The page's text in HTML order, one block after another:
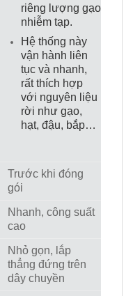
riêng lượng gạo
nhiễm tạp.
Hệ thống này
vận hành liên
tục và nhanh,
rất thích hợp
với nguyên liệu
rời như gạo,
hạt, đậu, bắp…
Trước khi đóng
gói
Nhanh, công suất
cao
Nhỏ gọn, lắp
thẳng đứng trên
dây chuyền